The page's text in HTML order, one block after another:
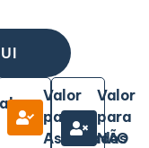
Valor
para
Associados
Valor
para
NÃO